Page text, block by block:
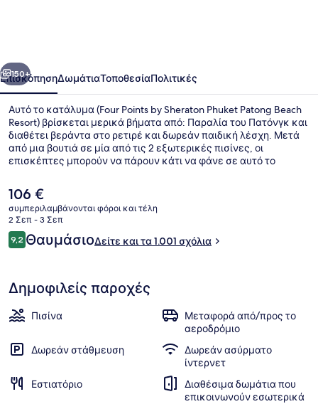
Patong
Beach
Resort
Επόμενο
150+
ΕπισκόπησηΔωμάτιαΤοποθεσίαΠολιτικές
Αυτό το κατάλυμα (Four Points by Sheraton Phuket Patong Beach
Resort) βρίσκεται μερικά βήματα από: Παραλία του Πατόνγκ και
διαθέτει βεράντα στο ρετιρέ και δωρεάν παιδική λέσχη. Μετά
από μια βουτιά σε μία από τις 2 εξωτερικές πισίνες, οι
επισκέπτες μπορούν να πάρουν κάτι να φάνε σε αυτό το
λειτουργούν, το οποίο σερβίρει διεθνής κουζίνα και είναι
ανοικτό για πρωινό και μεσημεριανό. Θα βρείτε ακόμη 2
μπαρ/lounge, μπαρ δίπλα στην πισίνα και γυμναστήριο που
είναι ανοιχτό όλο το 24ωρο. Άλλοι ταξιδιώτες λατρεύουν την
πισίνα και το εξυπηρετικό προσωπικό.
Η
τρέχουσα
τιμή
είναι
106 €
106 €
συμπεριλαμβάνονται φόροι και τέλη
2 Σεπ - 3 Σεπ
Σχόλια
9,29,2 στα 10
ΘαυμάσιοΔείτε και τα 1.001 σχόλια
Δημοφιλείς παροχές
Πισίνα
Μεταφορά από/προς το
αεροδρόμιο
Δωρεάν στάθμευση
Δωρεάν ασύρματο
ίντερνετ
Εστιατόριο
Διαθέσιμα δωμάτια που
επικοινωνούν εσωτερικά